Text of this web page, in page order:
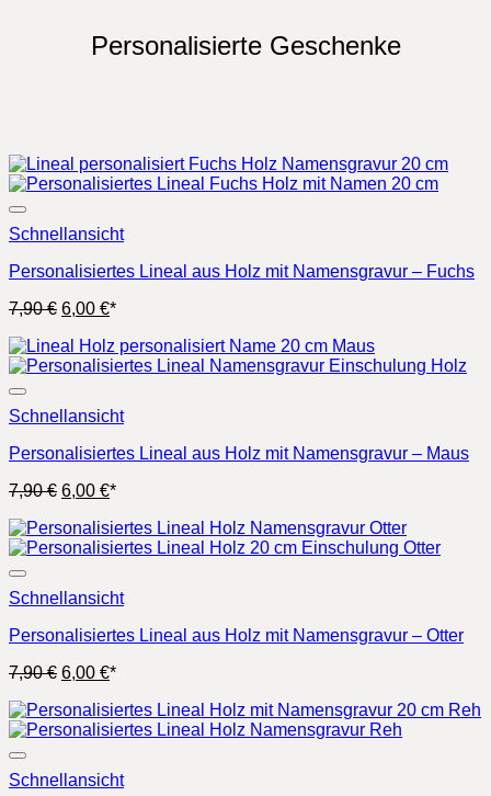
Personalisierte Geschenke
Schnellansicht
Personalisiertes Lineal aus Holz mit Namensgravur – Fuchs
7,90€ Ursprünglicher
war:
7,90 €
6,00 €Aktueller
ist:
6,00 €.
*
Schnellansicht
Personalisiertes Lineal aus Holz mit Namensgravur – Maus
7,90€ Ursprünglicher
war:
7,90 €
6,00 €Aktueller
ist:
6,00 €.
*
Schnellansicht
Personalisiertes Lineal aus Holz mit Namensgravur – Otter
7,90€ Ursprünglicher
war:
7,90 €
6,00 €Aktueller
ist:
6,00 €.
*
Schnellansicht